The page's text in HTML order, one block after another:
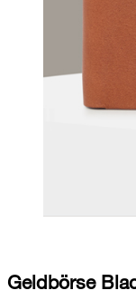
Geldbörse